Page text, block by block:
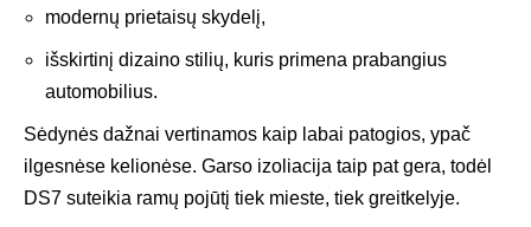
modernų prietaisų skydelį,
išskirtinį dizaino stilių, kuris primena prabangius
automobilius.
Sėdynės dažnai vertinamos kaip labai patogios, ypač
ilgesnėse kelionėse. Garso izoliacija taip pat gera, todėl
DS7 suteikia ramų pojūtį tiek mieste, tiek greitkelyje.